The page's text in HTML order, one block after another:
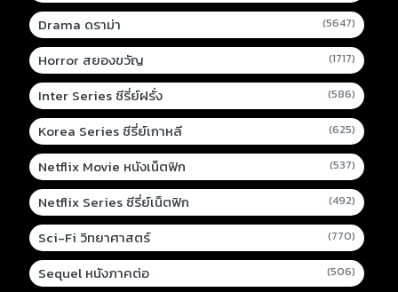
Drama ดราม่า (5647)
Horror สยองขวัญ (1717)
Inter Series ซีรี่ย์ฝรั่ง (586)
Korea Series ซีรี่ย์เกาหลี (625)
Netflix Movie หนังเน็ตฟิก (537)
Netflix Series ซีรี่ย์เน็ตฟิก (492)
Sci-Fi วิทยาศาสตร์ (770)
Sequel หนังภาคต่อ (506)